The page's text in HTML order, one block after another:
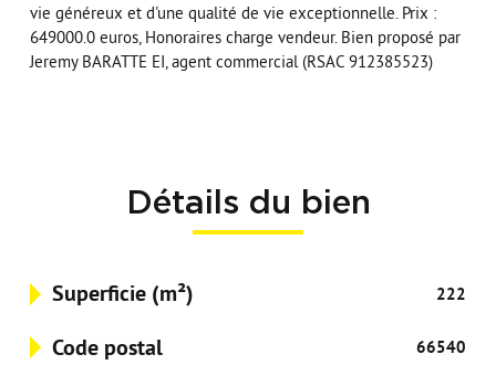
vie généreux et d'une qualité de vie exceptionnelle. Prix :
649000.0 euros, Honoraires charge vendeur. Bien proposé par
Jeremy BARATTE EI, agent commercial (RSAC 912385523)
Détails du bien
Superficie (m²) 222
Code postal 66540